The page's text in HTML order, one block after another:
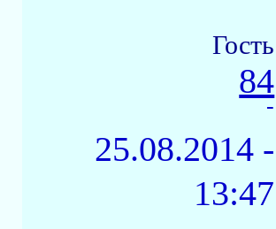
Гость
84
-
25.08.2014 -
13:47